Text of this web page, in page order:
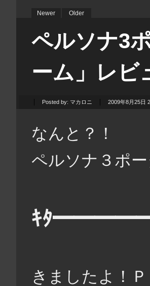
Newer Older
ペルソナ3
ーム」レビ
Posted by: マカロニ 2009年8月25日
なんと？！
ペルソナ３ポ
ｷﾀ
きましたよ！